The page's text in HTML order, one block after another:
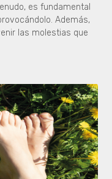
es fundamental
Además,
las molestias que